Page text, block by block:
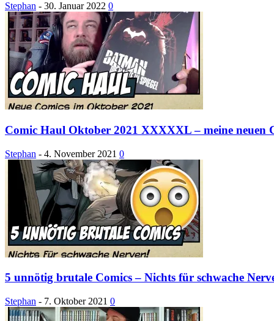
Stephan - 30. Januar 2022 0
Comic Haul Oktober 2021 XXXXXL – meine neuen
Stephan - 4. November 2021 0
5 unnötig brutale Comics – Nichts für schwache
Stephan - 7. Oktober 2021 0